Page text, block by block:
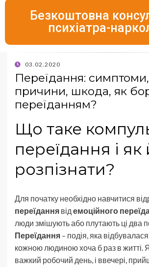
Безкоштовна
психіатра-
03.02.2020
Переїдання: симптоми,
причини, шкода, як
переїданням?
Що таке
переїдання і як
розпізнати?
Для початку необхідно навчитися
переїдання від емоційного
люди змішують або плутають ці два
Переїдання – подія, яка
кожною людиною хоча б раз в житті.
важкий робочий день, і ввечері,